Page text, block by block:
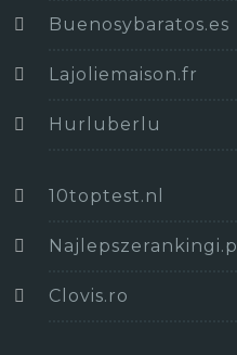
Buenosybaratos.es
Lajoliemaison.fr
Hurluberlu
10toptest.nl
Najlepszerankingi.pl
Clovis.ro